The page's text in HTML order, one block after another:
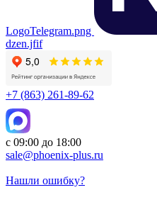
LogoTelegram.png
dzen.jfif
+7 (863) 261-89-62
с 09:00 до 18:00
sale@phoenix-plus.ru
Нашли ошибку?